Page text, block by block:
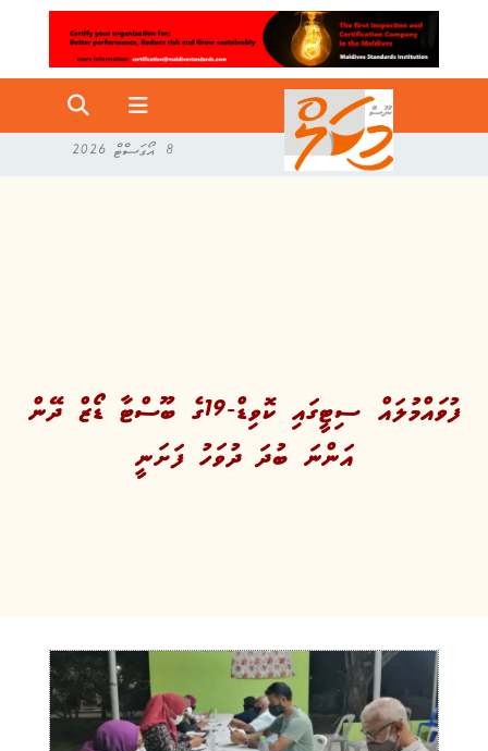
8 އޯގަސްޓް 2026
ފުވައްމުލައް ސިޓީގައި ކޮވިޑް-19ގެ ބޫސްޓާ ޑޯޒް ދޭން
އަންނަ ބުދަ ދުވަހު ފަށަނީ